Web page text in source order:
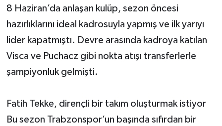
8 Haziran’da anlaşan kulüp, sezon öncesi
hazırlıklarını ideal kadrosuyla yapmış ve ilk yarıyı
lider kapatmıştı. Devre arasında kadroya katılan
Visca ve Puchacz gibi nokta atışı transferlerle
şampiyonluk gelmişti.
Fatih Tekke, dirençli bir takım oluşturmak istiyor
Bu sezon Trabzonspor’un başında sıfırdan bir